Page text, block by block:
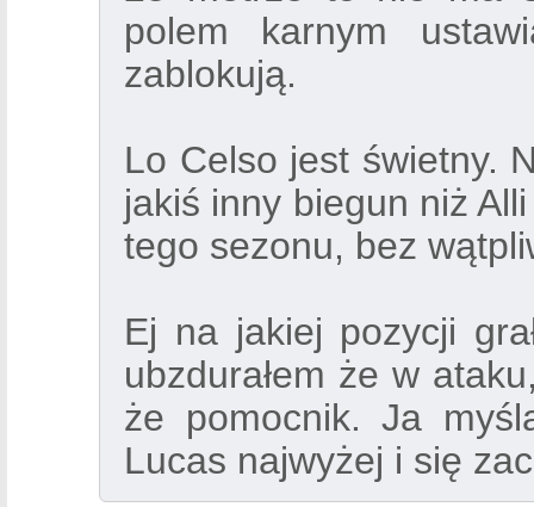
polem karnym
zablokują.
Lo Celso jest świetny.
jakiś inny biegun niż
tego sezonu, bez
Ej na jakiej pozycji
ubzdurałem że w
że pomocnik. Ja
Lucas najwyżej i się